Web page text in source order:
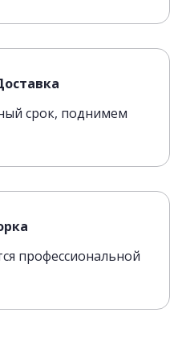
срок, поднимем
профессиональной